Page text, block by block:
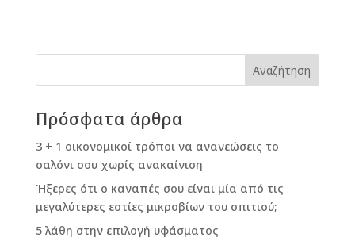
Πρόσφατα άρθρα
3 + 1 οικονομικοί τρόποι να ανανεώσεις το
σαλόνι σου χωρίς ανακαίνιση
Ήξερες ότι ο καναπές σου είναι μία από τις
μεγαλύτερες εστίες μικροβίων του σπιτιού;
5 λάθη στην επιλογή υφάσματος